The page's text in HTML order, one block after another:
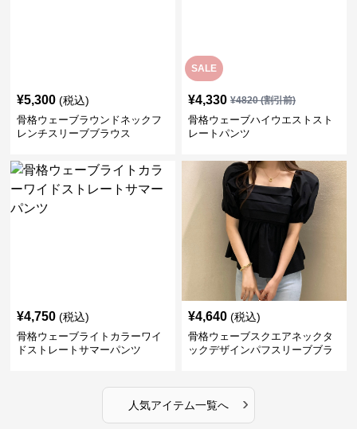
¥5,300 (税込)
骨格ウェーブラウンドネックフ
レンチスリーブブラウス
SALE
¥4,330 ¥4820(割引前)
骨格ウェーブハイウエストスト
レートパンツ
¥4,750 (税込)
骨格ウェーブライトカラーワイ
ドストレートサマーパンツ
¥4,640 (税込)
骨格ウェーブスクエアネックタ
ックデザインパフスリーブブラ
人気アイテム一覧へ ›